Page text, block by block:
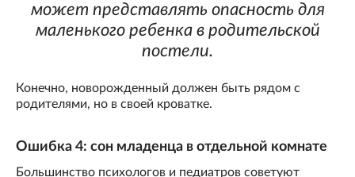
может представлять опасность для
маленького ребенка в родительской
постели.
Конечно, новорожденный должен быть рядом с
родителями, но в своей кроватке.
Ошибка 4: сон младенца в отдельной комнате
Большинство психологов и педиатров советуют